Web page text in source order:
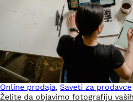
Online prodaja, Saveti za prodavce
Želite da objavimo fotografiju